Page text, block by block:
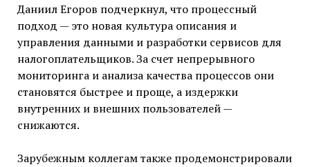
Даниил Егоров подчеркнул, что процессный
подход — это новая культура описания и
управления данными и разработки сервисов для
налогоплательщиков. За счет непрерывного
мониторинга и анализа качества процессов они
становятся быстрее и проще, а издержки
внутренних и внешних пользователей —
снижаются.
Зарубежным коллегам также продемонстрировали